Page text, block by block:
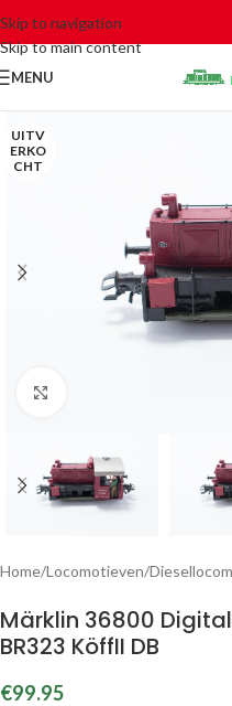
Skip to navigation
Skip to main content
MENU
UITV
ERKO
CHT
Home/Locomotieven/
Märklin 36800
BR323 KöffII DB
€99.95